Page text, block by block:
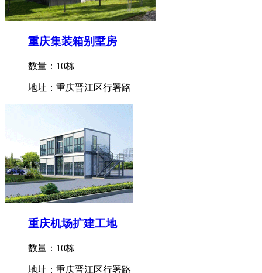
重庆集装箱别墅房
数量：10栋
地址：重庆晋江区行署路
重庆机场扩建工地
数量：10栋
地址：重庆晋江区行署路